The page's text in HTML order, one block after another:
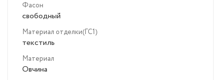
Фасон
свободный
Материал отделки(ГС1)
текстиль
Материал
Овчина